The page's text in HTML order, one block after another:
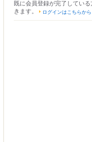
既に会員登録が完了してい
きます。
ログインはこちらから